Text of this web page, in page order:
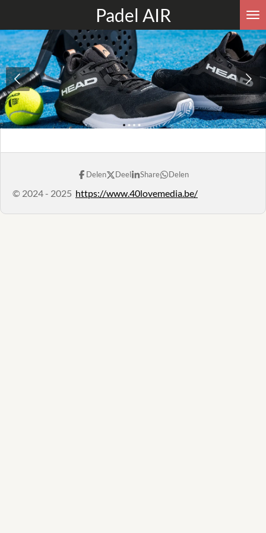
direct
naar
de
hoofdinhoud
Padel AIR
Delen Deel Share Delen
© 2024 - 2025 https://www.40lovemedia.be/